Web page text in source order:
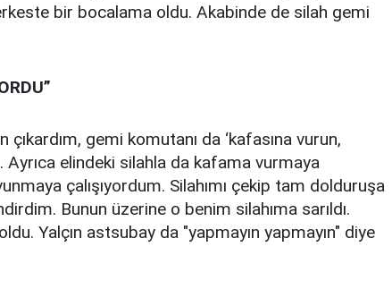
bir bocalama oldu. Akabinde de silah gemi
çıkardım, gemi komutanı da ‘kafasına vurun,
Ayrıca elindeki silahla da kafama vurmaya
çalışıyordum. Silahımı çekip tam dolduruşa
Bunun üzerine o benim silahıma sarıldı.
Yalçın astsubay da "yapmayın yapmayın" diye